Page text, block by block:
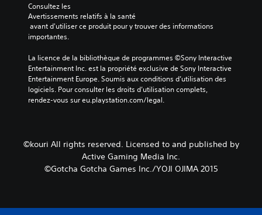
Consultez les
Avertissements relatifs à la santé
importantes.
La licence de la bibliothèque de programmes ©Sony Interactive
Entertainment Inc. est la propriété exclusive de Sony Interactive
Entertainment Europe. Soumis aux conditions d’utilisation des
logiciels. Pour consulter les droits d’utilisation complets,
rendez-vous sur eu.playstation.com/legal.
©kouri All rights reserved. Licensed to and published by
Active Gaming Media Inc.
©Gotcha Gotcha Games Inc./YOJI OJIMA 2015